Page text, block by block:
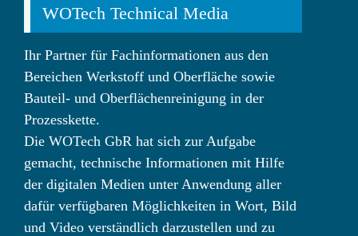
WOTech Technical Media
Ihr Partner für Fachinformationen aus den
Bereichen Werkstoff und Oberfläche sowie
Bauteil- und Oberflächenreinigung in der
Prozesskette.
Die WOTech GbR hat sich zur Aufgabe
gemacht, technische Informationen mit Hilfe
der digitalen Medien unter Anwendung aller
dafür verfügbaren Möglichkeiten in Wort, Bild
und Video verständlich darzustellen und zu